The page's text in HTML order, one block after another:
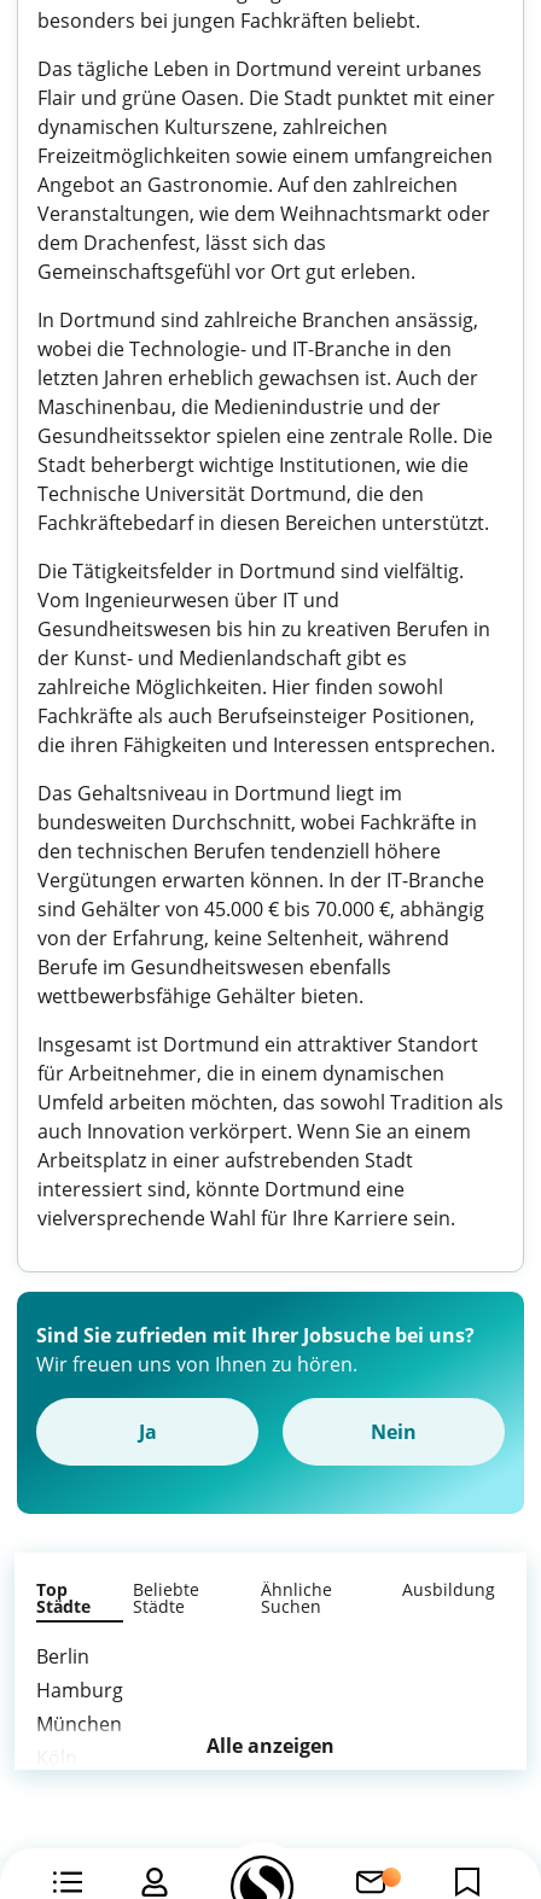
besonders bei jungen Fachkräften beliebt.
Das tägliche Leben in Dortmund vereint urbanes
Flair und grüne Oasen. Die Stadt punktet mit einer
dynamischen Kulturszene, zahlreichen
Freizeitmöglichkeiten sowie einem umfangreichen
Angebot an Gastronomie. Auf den zahlreichen
Veranstaltungen, wie dem Weihnachtsmarkt oder
dem Drachenfest, lässt sich das
Gemeinschaftsgefühl vor Ort gut erleben.
In Dortmund sind zahlreiche Branchen ansässig,
wobei die Technologie- und IT-Branche in den
letzten Jahren erheblich gewachsen ist. Auch der
Maschinenbau, die Medienindustrie und der
Gesundheitssektor spielen eine zentrale Rolle. Die
Stadt beherbergt wichtige Institutionen, wie die
Technische Universität Dortmund, die den
Fachkräftebedarf in diesen Bereichen unterstützt.
Die Tätigkeitsfelder in Dortmund sind vielfältig.
Vom Ingenieurwesen über IT und
Gesundheitswesen bis hin zu kreativen Berufen in
der Kunst- und Medienlandschaft gibt es
zahlreiche Möglichkeiten. Hier finden sowohl
Fachkräfte als auch Berufseinsteiger Positionen,
die ihren Fähigkeiten und Interessen entsprechen.
Das Gehaltsniveau in Dortmund liegt im
bundesweiten Durchschnitt, wobei Fachkräfte in
den technischen Berufen tendenziell höhere
Vergütungen erwarten können. In der IT-Branche
sind Gehälter von 45.000 € bis 70.000 €, abhängig
von der Erfahrung, keine Seltenheit, während
Berufe im Gesundheitswesen ebenfalls
wettbewerbsfähige Gehälter bieten.
Insgesamt ist Dortmund ein attraktiver Standort
für Arbeitnehmer, die in einem dynamischen
Umfeld arbeiten möchten, das sowohl Tradition als
auch Innovation verkörpert. Wenn Sie an einem
Arbeitsplatz in einer aufstrebenden Stadt
interessiert sind, könnte Dortmund eine
vielversprechende Wahl für Ihre Karriere sein.
Sind Sie zufrieden mit Ihrer Jobsuche bei uns?
Wir freuen uns von Ihnen zu hören.
Ja Nein
Top
Städte
Beliebte
Städte
Ähnliche
Suchen
Ausbildung
Berlin
Hamburg
München
Essen
Alle anzeigen